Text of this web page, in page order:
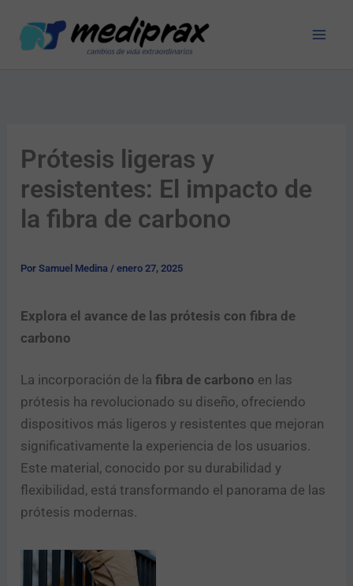
contenido
Prótesis ligeras y
resistentes: El impacto de
la fibra de carbono
PorSamuel Medina /enero 27, 2025
Explora el avance de las prótesis con fibra de
carbono
La incorporación de lafibra de carbono en las
prótesis ha revolucionado su diseño, ofreciendo
dispositivos más ligeros y resistentes que mejoran
significativamente la experiencia de los usuarios.
Este material, conocido por su durabilidad y
flexibilidad, está transformando el panorama de las
prótesis modernas.